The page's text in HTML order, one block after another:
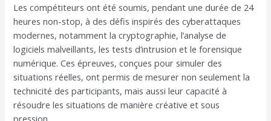
Les compétiteurs ont été soumis, pendant une durée de 24
heures non-stop, à des défis inspirés des cyberattaques
modernes, notamment la cryptographie, l’analyse de
logiciels malveillants, les tests d’intrusion et le forensique
numérique. Ces épreuves, conçues pour simuler des
situations réelles, ont permis de mesurer non seulement la
technicité des participants, mais aussi leur capacité à
résoudre les situations de manière créative et sous
pression.